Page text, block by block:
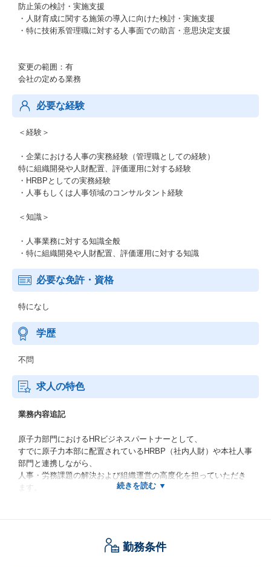
防止策の検討・実施支援
・人財育成に関する施策の導入に向けた検討・実施支援
・特に技術系管理職に対する人事面での助言・意思決定支援
変更の範囲：有
会社の定める業務
必要な経験
＜経験＞
・企業における人事の実務経験（管理職としての経験）
特に組織開発や人財配置、評価運用に対する経験
・HRBPとしての実務経験
・人事もしくは人事領域のコンサルタント経験
＜知識＞
・人事業務に対する知識全般
・特に組織開発や人財配置、評価運用に対する知識
必要な免許・資格
特になし
学歴
不問
求人の特色
業務内容追記
原子力部門におけるHRビジネスパートナーとして、
すでに原子力本部に配置されているHRBP（社内人財）や本社人事
部門と連携しながら、
人事・労務課題の解決および組織運営の高度化を担っていただき
ます。
その結果に基づいた人事施策の企画・実行を通じて、
より良い職場環境の実現を推進していただきます。
勤務条件